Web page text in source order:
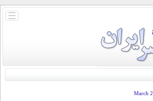
باز
ستدمر أمريكا وإسرائيل والسعودية إذا تجاوزت خطوط طهران